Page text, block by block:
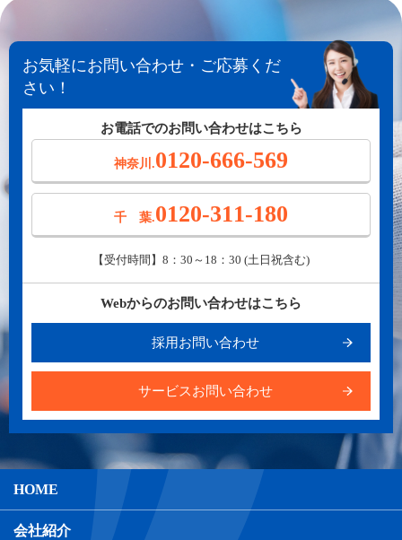
お気軽にお問い合わせ・ご応募くだ
さい！
お電話でのお問い合わせはこちら
神奈川.0120-666-569
千 葉.0120-311-180
【受付時間】8：30～18：30 (土日祝含む)
Webからのお問い合わせはこちら
採用お問い合わせ
サービスお問い合わせ
HOME
会社紹介